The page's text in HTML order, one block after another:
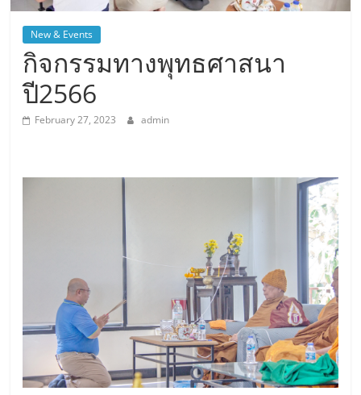
New & Events
กิจกรรมทางพุทธศาสนา
ปี2566
February 27, 2023 admin